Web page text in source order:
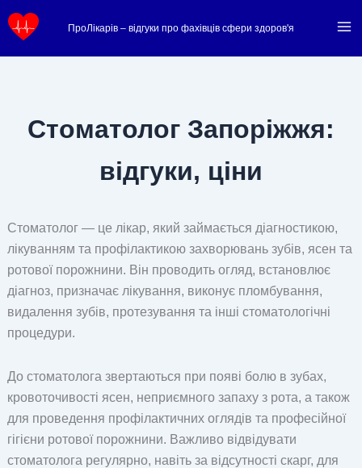
до
ПроЛікарів – відгуки про фахівців сфери здоров'я
Стоматолог Запоріжжя:
відгуки, ціни
Стоматолог — це лікар, який займається діагностикою,
лікуванням та профілактикою захворювань зубів, ясен та
ротової порожнини. Він проводить огляд, встановлює
діагноз, призначає лікування, виконує пломбування,
видалення зубів, протезування та інші стоматологічні
процедури.
До стоматолога звертаються при появі болю в зубах,
кровоточивості ясен, неприємного запаху з рота, а також
для проведення профілактичних оглядів та професійної
гігієни ротової порожнини. Важливо відвідувати
стоматолога регулярно, навіть за відсутності скарг, для